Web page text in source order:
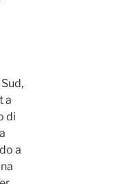
a
di
a